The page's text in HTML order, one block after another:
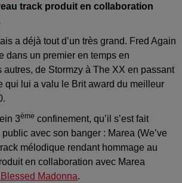
track produit en collaboration
a déjà tout d’un très grand. Fred Again
dans un premier en temps en
autres, de Stormzy à The XX en passant
qui lui a valu le Brit award du meilleur
3ème confinement, qu’il s’est fait
avec son banger : Marea (We’ve
mélodique rendant hommage au
en collaboration avec Marea
Madonna.